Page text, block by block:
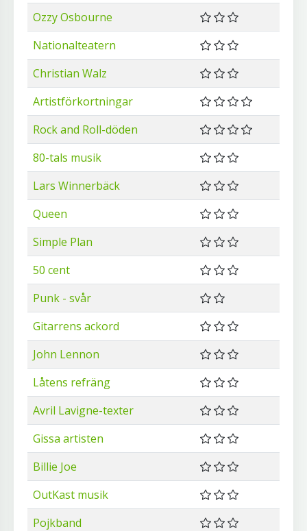
Ozzy Osbourne
Nationalteatern
Christian Walz
Artistförkortningar
Rock and Roll-döden
80-tals musik
Lars Winnerbäck
Queen
Simple Plan
50 cent
Punk - svår
Gitarrens ackord
John Lennon
Låtens refräng
Avril Lavigne-texter
Gissa artisten
Billie Joe
OutKast musik
Pojkband